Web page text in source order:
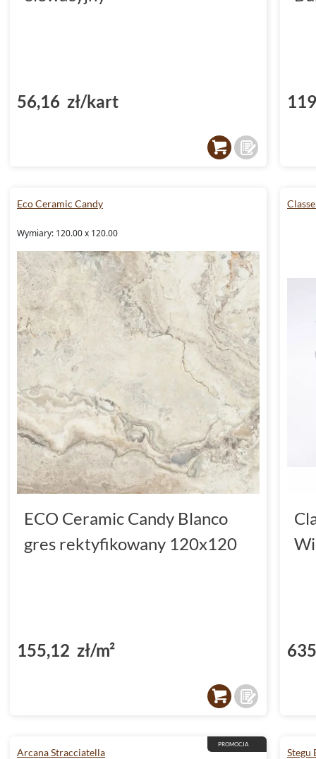
56,16 zł/kart
Eco Ceramic Candy
Wymiary: 120.00 x 120.00
ECO Ceramic Candy Blanco
gres rektyfikowany 120x120
155,12 zł/m²
PROMOCJA
Arcana Stracciatella Stegu